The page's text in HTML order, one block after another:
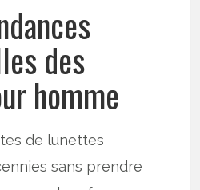
des
homme
de lunettes
sans prendre